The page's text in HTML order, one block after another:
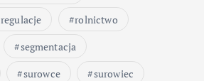
regulacje
rolnictwo
segmentacja
surowce
surowiec